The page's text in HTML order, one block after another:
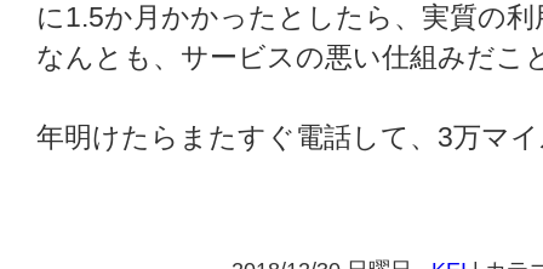
に1.5か月かかったとしたら、実質の
なんとも、サービスの悪い仕組みだこ
年明けたらまたすぐ電話して、3万マ